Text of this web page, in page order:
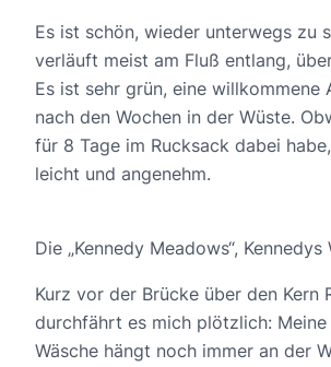
Es ist schön, wieder unterwegs zu
verläuft meist am Fluß entlang,
Es ist sehr grün, eine willkommene
nach den Wochen in der Wüste.
für 8 Tage im Rucksack dabei
leicht und angenehm.
Die „Kennedy Meadows“, Kennedys
Kurz vor der Brücke über den Kern
durchfährt es mich plötzlich: Meine
Wäsche hängt noch immer an der